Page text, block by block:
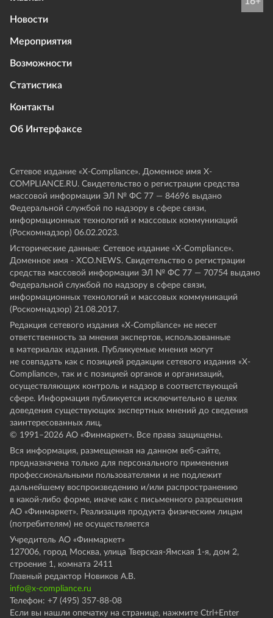
Новости
Мероприятия
Возможности
Статистика
Контакты
Об Интерфаксе
Сетевое издание «Х-Compliance». Доменное имя X-
COMPLIANCE.RU. Свидетельство о регистрации средства
массовой информации ЭЛ № ФС 77 — 84696 выдано
Федеральной службой по надзору в сфере связи,
информационных технологий и массовых коммуникаций
(Роскомнадзор) 06.02.2023.
Исторические данные: Сетевое издание «Х-Compliance».
Доменное имя - XCO.NEWS. Свидетельство о регистрации
средства массовой информации ЭЛ № ФС 77 — 70754 выдано
Федеральной службой по надзору в сфере связи,
информационных технологий и массовых коммуникаций
(Роскомнадзор) 21.08.2017.
Редакция сетевого издания «X-Compliance» не несет
ответственность за мнения экспертов, использованные
в материалах издания. Публикуемые мнения могут
не совпадать как с позицией редакции сетевого издания «X-
Compliance», так и с позицией органов и организаций,
осуществляющих контроль и надзор в соответствующей
сфере. Информация публикуется исключительно в целях
доведения существующих экспертных мнений до сведения
заинтересованных лиц.
© 1991–2026 АО «Финмаркет». Все права защищены.
Вся информация, размещенная на данном веб-сайте,
предназначена только для персонального применения
профессиональными пользователями и не подлежит
дальнейшему воспроизведению и/или распространению
в какой-либо форме, иначе как с письменного разрешения
АО «Финмаркет». Реализация продукта физическим лицам
(потребителям) не осуществляется
Учредитель АО «Финмаркет»
127006, город Москва, улица Тверская-Ямская 1-я, дом 2,
строение 1, комната 2411
Главный редактор Новиков А.В.
info@x-compliance.ru
Телефон: +7 (495) 357-88-08
Если вы нашли опечатку на странице, нажмите Ctrl+Enter